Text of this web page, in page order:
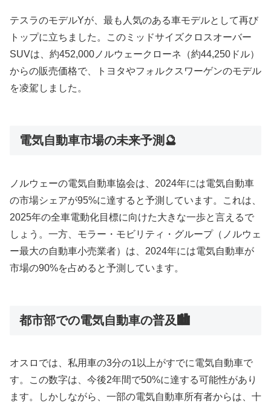
テスラのモデルYが、最も人気のある車モデルとして再び
トップに立ちました。このミッドサイズクロスオーバー
SUVは、約452,000ノルウェークローネ（約44,250ドル）
からの販売価格で、トヨタやフォルクスワーゲンのモデル
を凌駕しました。
電気自動車市場の未来予測🔮
ノルウェーの電気自動車協会は、2024年には電気自動車
の市場シェアが95%に達すると予測しています。これは、
2025年の全車電動化目標に向けた大きな一歩と言えるで
しょう。一方、モラー・モビリティ・グループ（ノルウェ
ー最大の自動車小売業者）は、2024年には電気自動車が
市場の90%を占めると予測しています。
都市部での電気自動車の普及🏙️
オスロでは、私用車の3分の1以上がすでに電気自動車で
す。この数字は、今後2年間で50%に達する可能性があり
ます。しかしながら、一部の電気自動車所有者からは、十